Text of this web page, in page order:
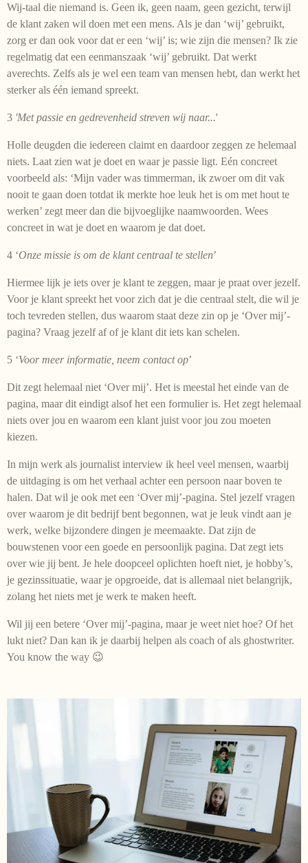
Wij-taal die niemand is. Geen ik, geen naam, geen gezicht, terwijl
de klant zaken wil doen met een mens. Als je dan ‘wij’ gebruikt,
zorg er dan ook voor dat er een ‘wij’ is; wie zijn die mensen? Ik zie
regelmatig dat een eenmanszaak ‘wij’ gebruikt. Dat werkt
averechts. Zelfs als je wel een team van mensen hebt, dan werkt het
sterker als één iemand spreekt.
3 'Met passie en gedrevenheid streven wij naar...'
Holle deugden die iedereen claimt en daardoor zeggen ze helemaal
niets. Laat zien wat je doet en waar je passie ligt. Eén concreet
voorbeeld als: ‘Mijn vader was timmerman, ik zwoer om dit vak
nooit te gaan doen totdat ik merkte hoe leuk het is om met hout te
werken’ zegt meer dan die bijvoeglijke naamwoorden. Wees
concreet in wat je doet en waarom je dat doet.
4 ‘Onze missie is om de klant centraal te stellen’
Hiermee lijk je iets over je klant te zeggen, maar je praat over jezelf.
Voor je klant spreekt het voor zich dat je die centraal stelt, die wil je
toch tevreden stellen, dus waarom staat deze zin op je ‘Over mij’-
pagina? Vraag jezelf af of je klant dit iets kan schelen.
5 ‘Voor meer informatie, neem contact op’
Dit zegt helemaal niet ‘Over mij’. Het is meestal het einde van de
pagina, maar dit eindigt alsof het een formulier is. Het zegt helemaal
niets over jou en waarom een klant juist voor jou zou moeten
kiezen.
In mijn werk als journalist interview ik heel veel mensen, waarbij
de uitdaging is om het verhaal achter een persoon naar boven te
halen. Dat wil je ook met een ‘Over mij’-pagina. Stel jezelf vragen
over waarom je dit bedrijf bent begonnen, wat je leuk vindt aan je
werk, welke bijzondere dingen je meemaakte. Dat zijn de
bouwstenen voor een goede en persoonlijk pagina. Dat zegt iets
over wie jij bent. Je hele doopceel oplichten hoeft niet, je hobby’s,
je gezinssituatie, waar je opgroeide, dat is allemaal niet belangrijk,
zolang het niets met je werk te maken heeft.
Wil jij een betere ‘Over mij’-pagina, maar je weet niet hoe? Of het
lukt niet? Dan kan ik je daarbij helpen als coach of als ghostwriter.
You know the way 😉